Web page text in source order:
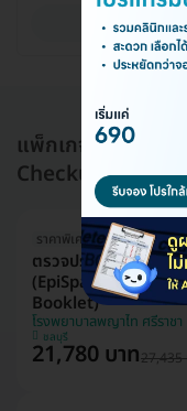
แพ็กเกจอื่นใน โป
Checkup)
ราคาพิเศษถึง 16 ส.ค. เท่านั้น
ตรวจประเมินอายุเซล
(EpiSpan for
Booklet)
โรงพยาบาลพญาไท ศรีราชา
ชลบุรี
21,780 บาท27,435